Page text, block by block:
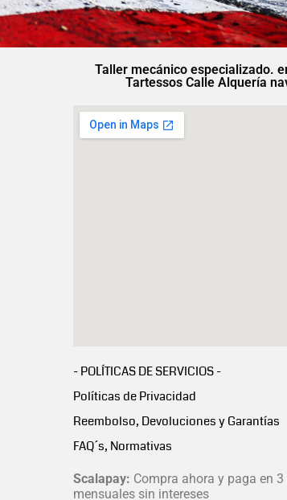
Taller mecánico especializado.
Tartessos Calle Alquería
- POLÍTICAS DE SERVICIOS -
Políticas de Privacidad
Reembolso, Devoluciones y Garantías
FAQ´s, Normativas
Scalapay: Compra ahora y paga en
mensuales sin intereses